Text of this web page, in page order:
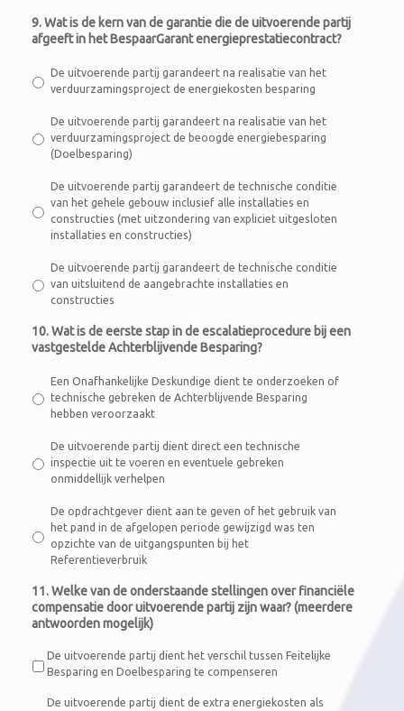
9. Wat is de kern van de garantie die de uitvoerende partij
afgeeft in het BespaarGarant energieprestatiecontract?
De uitvoerende partij garandeert na realisatie van het
verduurzamingsproject de energiekosten besparing
De uitvoerende partij garandeert na realisatie van het
verduurzamingsproject de beoogde energiebesparing
(Doelbesparing)
De uitvoerende partij garandeert de technische conditie
van het gehele gebouw inclusief alle installaties en
constructies (met uitzondering van expliciet uitgesloten
installaties en constructies)
De uitvoerende partij garandeert de technische conditie
van uitsluitend de aangebrachte installaties en
constructies
10. Wat is de eerste stap in de escalatieprocedure bij een
vastgestelde Achterblijvende Besparing?
Een Onafhankelijke Deskundige dient te onderzoeken of
technische gebreken de Achterblijvende Besparing
hebben veroorzaakt
De uitvoerende partij dient direct een technische
inspectie uit te voeren en eventuele gebreken
onmiddellijk verhelpen
De opdrachtgever dient aan te geven of het gebruik van
het pand in de afgelopen periode gewijzigd was ten
opzichte van de uitgangspunten bij het
Referentieverbruik
11. Welke van de onderstaande stellingen over financiële
compensatie door uitvoerende partij zijn waar? (meerdere
antwoorden mogelijk)
De uitvoerende partij dient het verschil tussen Feitelijke
Besparing en Doelbesparing te compenseren
De uitvoerende partij dient de extra energiekosten als